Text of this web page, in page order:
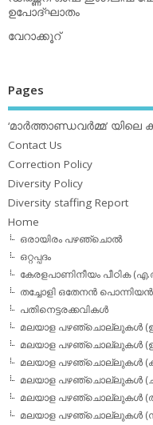
ഉപോദ്ഘാതം
വേറാക്കൂറ്
Pages
‘മാര്‍ത്താണ്ഡവര്‍മ്മ’
Contact Us
Correction Policy
Diversity Policy
Diversity staffing Report
Home
ഒരായിരം പഴഞ്ചൊല്‍
ഒറ്റപ്പദം
കേരളപാണിനീയം പീഠിക
തച്ചോളി ഒതേനൻ
പതിനെട്ടരക്കവികള്‍
മലയാള പഴഞ്ചൊല്ലുകള്‍
മലയാള പഴഞ്ചൊല്ലുകള്‍
മലയാള പഴഞ്ചൊല്ലുകള്‍
മലയാള പഴഞ്ചൊല്ലുകള്‍
മലയാള പഴഞ്ചൊല്ലുകള്‍
മലയാള പഴഞ്ചൊല്ലുകള്‍